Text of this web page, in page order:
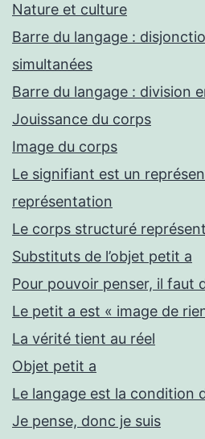
Nature et culture
Barre du langage :
simultanées
Barre du langage : division
Jouissance du corps
Image du corps
Le signifiant est un
représentation
Le corps structuré
Substituts de l’objet petit a
Pour pouvoir penser, il faut
Le petit a est « image de
La vérité tient au réel
Objet petit a
Le langage est la condition
Je pense, donc je suis